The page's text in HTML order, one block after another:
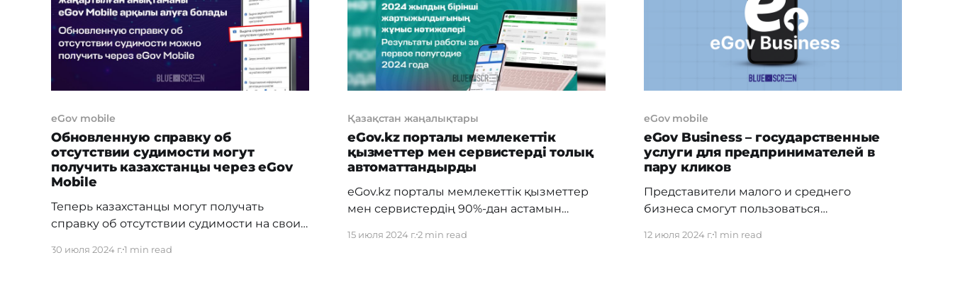
түрлі проблемаларды фотосуретке түсіріп,
оған нақты жауап алу үшін тиісті
мекемелерге
структурам для дальнейшего решения.
Пользователям доступны
қағаз түрінде беріледі. Егер сізге анықтама
апостиль түрінде керек
eGov mobile
Обновленную справку об
отсутствии судимости могут
получить казахстанцы через eGov
Mobile
Теперь казахстанцы могут получать
справку об отсутствии судимости на своих
Mobile. Эта услуга доступна для родителей
30 июля 2024 г.1 min read
Қазақстан жаңалықтары
eGov.kz порталы мемлекеттік
қызметтер мен сервистерді толық
автоматтандырды
eGov.kz порталы мемлекеттік қызметтер
мен сервистердің 90%-дан астамын
жартыжылдығының өзінде
15 июля 2024 г.2 min read
eGov mobile
eGov Business – государственные
услуги для предпринимателей в
пару кликов
Представители малого и среднего
бизнеса смогут пользоваться
с помощью мобильного приложения eGov
12 июля 2024 г.1 min read